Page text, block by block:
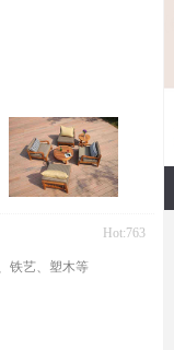
Hot:763
铁艺、塑木等